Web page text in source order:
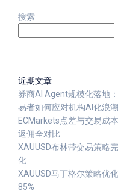
搜索
近期文章
券商AI Agent规模化落地
易者如何应对机构AI化浪潮
ECMarkets点差与交易成
返佣全对比
XAUUSD布林带交易策略
化
XAUUSD马丁格尔策略优
85%